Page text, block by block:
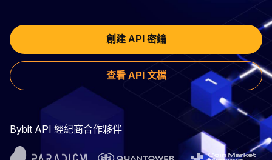
創建 API 密鑰
查看 API 文檔
Bybit API 經紀商合作夥伴